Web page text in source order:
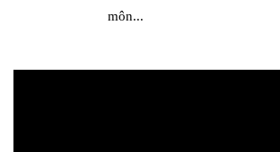
môn...